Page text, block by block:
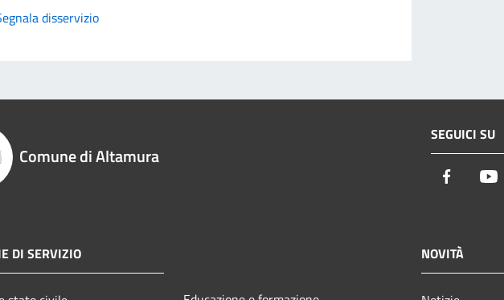
disservizio
Comune di Altamura
SEGUICI SU
Facebook
DI SERVIZIO NOVITÀ